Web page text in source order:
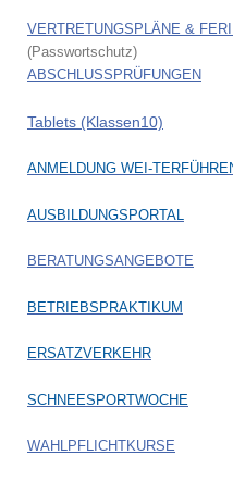
VERTRETUNGSPLÄNE &
(Passwortschutz)
ABSCHLUSSPRÜFUNGEN
Tablets (Klassen10)
ANMELDUNG WEI-
AUSBILDUNGSPORTAL
BERATUNGSANGEBOTE
BETRIEBSPRAKTIKUM
ERSATZVERKEHR
SCHNEESPORTWOCHE
WAHLPFLICHTKURSE